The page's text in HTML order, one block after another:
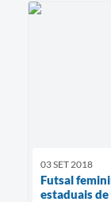
03 SET 2018
Futsal
estaduais